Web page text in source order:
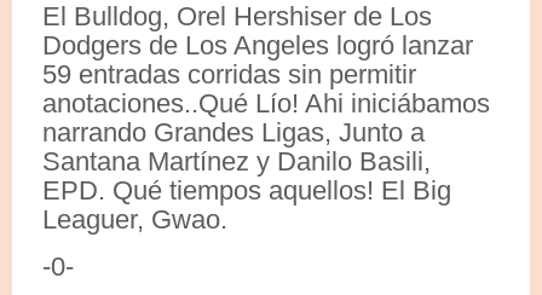
El Bulldog, Orel Hershiser de Los
Dodgers de Los Angeles logró lanzar
59 entradas corridas sin permitir
anotaciones..Qué Lío! Ahi iniciábamos
narrando Grandes Ligas, Junto a
Santana Martínez y Danilo Basili,
EPD. Qué tiempos aquellos! El Big
Leaguer, Gwao.
-0-